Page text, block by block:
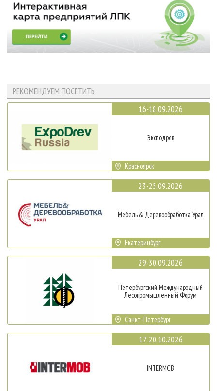
РЕКОМЕНДУЕМ ПОСЕТИТЬ
16-18.09.2026
Эксподрев
Красноярск
23-25.09.2026
Мебель & Деревообработка Урал
Екатеринбург
29-30.09.2026
Петербургский Международный
Лесопромышленный Форум
Санкт-Петербург
17-20.10.2026
INTERMOB